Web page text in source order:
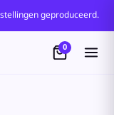
geproduceerd.
0